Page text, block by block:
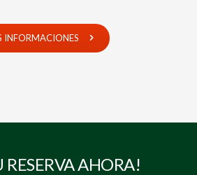
INFORMACIONES
RESERVA AHORA!